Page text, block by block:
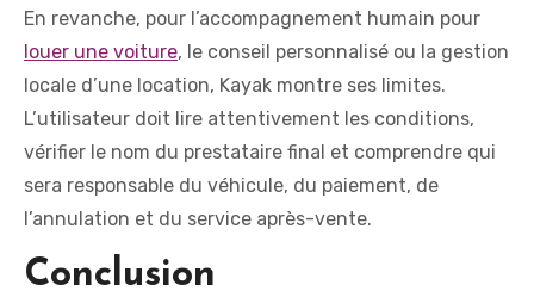
En revanche, pour l’accompagnement humain pour
louer une voiture, le conseil personnalisé ou la gestion
locale d’une location, Kayak montre ses limites.
L’utilisateur doit lire attentivement les conditions,
vérifier le nom du prestataire final et comprendre qui
sera responsable du véhicule, du paiement, de
l’annulation et du service après-vente.
Conclusion